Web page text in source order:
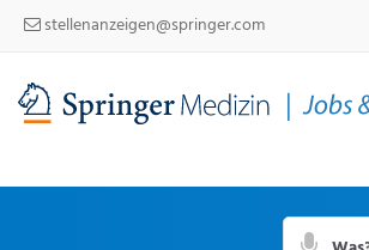
stellenanzeigen@springer.com
Suchbegriff